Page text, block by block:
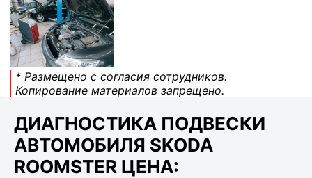
* Размещено с согласия сотрудников.
Копирование материалов запрещено.
ДИАГНОСТИКА ПОДВЕСКИ
АВТОМОБИЛЯ SKODA
ROOMSTER ЦЕНА: